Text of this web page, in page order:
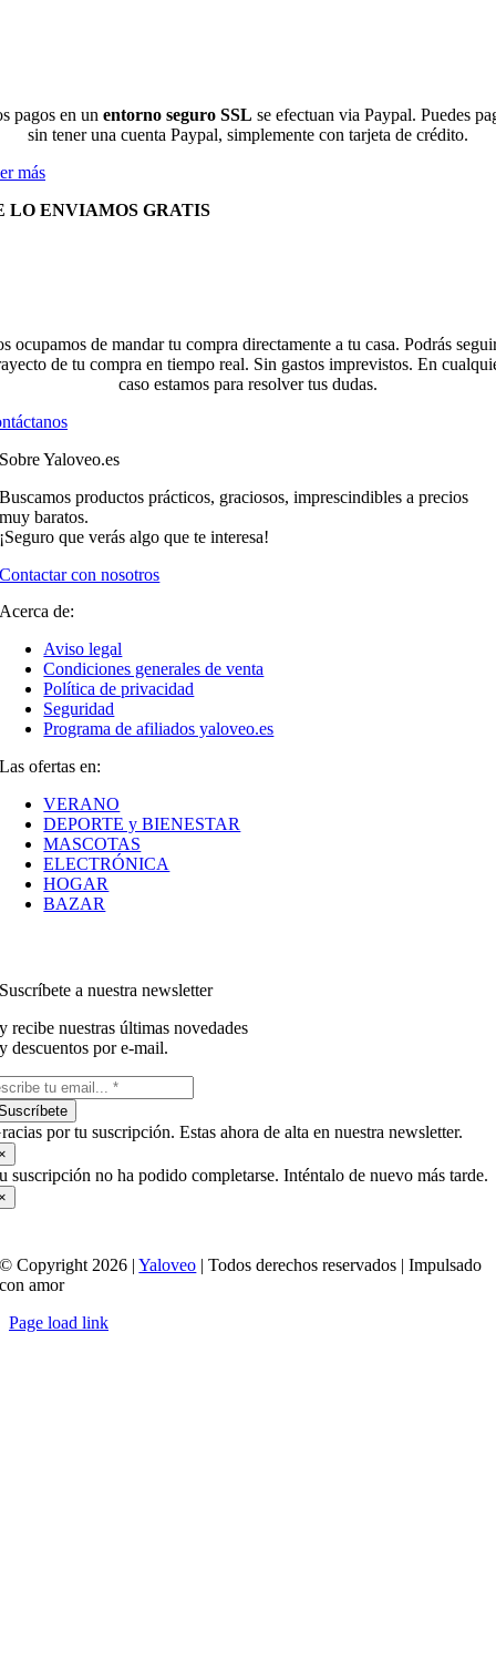
pagos en un entorno seguro SSL se efectuan via Paypal. Puedes
sin tener una cuenta Paypal, simplemente con tarjeta de crédito.
más
LO ENVIAMOS GRATIS
ocupamos de mandar tu compra directamente a tu casa. Podrás
de tu compra en tiempo real. Sin gastos imprevistos. En
caso estamos para resolver tus dudas.
Sobre Yaloveo.es
Buscamos productos prácticos, graciosos, imprescindibles a precios
muy baratos.
¡Seguro que verás algo que te interesa!
Contactar con nosotros
Acerca de:
Aviso legal
Condiciones generales de venta
Política de privacidad
Seguridad
Programa de afiliados yaloveo.es
Las ofertas en:
VERANO
DEPORTE y BIENESTAR
MASCOTAS
ELECTRÓNICA
HOGAR
BAZAR
Suscríbete a nuestra newsletter
y recibe nuestras últimas novedades
y descuentos por e-mail.
por tu suscripción. Estas ahora de alta en nuestra newsletter.
suscripción no ha podido completarse. Inténtalo de nuevo más tarde.
© Copyright 2026 |Yaloveo | Todos derechos reservados | Impulsado
con amor
Page load link